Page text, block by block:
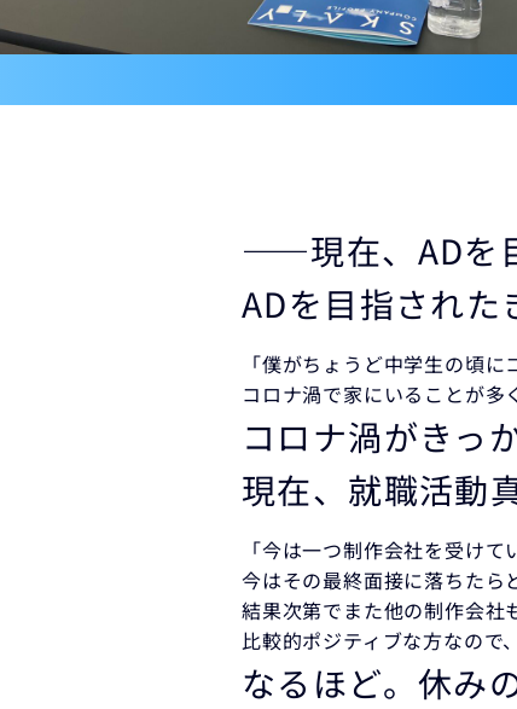
――現在、ADを
ADを目指された
「僕がちょうど中学生の頃に
コロナ渦で家にいることが多
コロナ渦がきっ
現在、就職活動
「今は一つ制作会社を受けて
今はその最終面接に落ちたら
結果次第でまた他の制作会社
比較的ポジティブな方なので
なるほど。休み